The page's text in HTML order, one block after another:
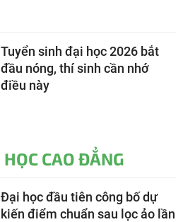
Tuyển sinh đại học 2026 bắt
đầu nóng, thí sinh cần nhớ
điều này
CAO ĐẲNG
Đại học đầu tiên công bố dự
kiến điểm chuẩn sau lọc ảo lần